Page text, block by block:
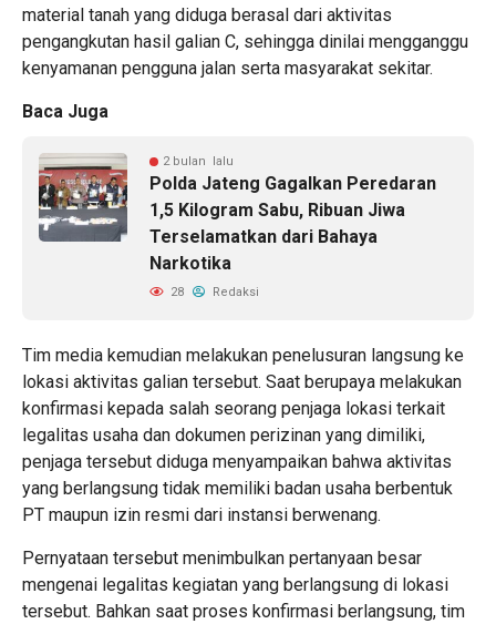
material tanah yang diduga berasal dari aktivitas
pengangkutan hasil galian C, sehingga dinilai mengganggu
kenyamanan pengguna jalan serta masyarakat sekitar.
Baca Juga
2 bulan lalu
Polda Jateng Gagalkan Peredaran
1,5 Kilogram Sabu, Ribuan Jiwa
Terselamatkan dari Bahaya
Narkotika
28 Redaksi
Tim media kemudian melakukan penelusuran langsung ke
lokasi aktivitas galian tersebut. Saat berupaya melakukan
konfirmasi kepada salah seorang penjaga lokasi terkait
legalitas usaha dan dokumen perizinan yang dimiliki,
penjaga tersebut diduga menyampaikan bahwa aktivitas
yang berlangsung tidak memiliki badan usaha berbentuk
PT maupun izin resmi dari instansi berwenang.
Pernyataan tersebut menimbulkan pertanyaan besar
mengenai legalitas kegiatan yang berlangsung di lokasi
tersebut. Bahkan saat proses konfirmasi berlangsung, tim